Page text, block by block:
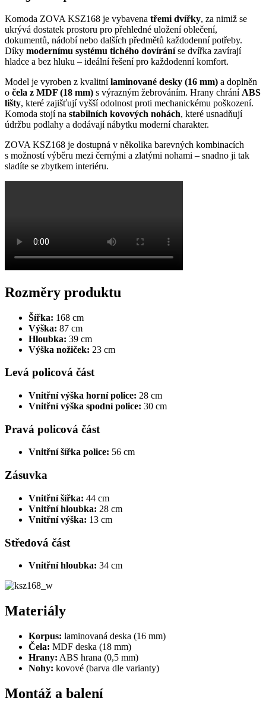
Komoda ZOVA KSZ168 je vybavena třemi dvířky, za nimiž se
ukrývá dostatek prostoru pro přehledné uložení oblečení,
dokumentů, nádobí nebo dalších předmětů každodenní potřeby.
Díky modernímu systému tichého dovíráníse dvířka zavírají
hladce a bez hluku – ideální řešení pro každodenní komfort.
Model je vyroben z kvalitnílaminované desky (16 mm) a doplněn
o čela z MDF (18 mm) s výrazným žebrováním. Hrany chrání ABS
lišty, které zajišťují vyšší odolnost proti mechanickému poškození.
Komoda stojí na stabilních kovových nohách, které usnadňují
údržbu podlahy a dodávají nábytku moderní charakter.
ZOVA KSZ168 je dostupná v několika barevných kombinacích
s možností výběru mezi černými a zlatými nohami – snadno ji tak
sladíte se zbytkem interiéru.
Rozměry produktu
Šířka: 168 cm
Výška: 87 cm
Hloubka: 39 cm
Výška nožiček: 23 cm
Levá policová část
Vnitřní výška horní police: 28 cm
Vnitřní výška spodní police: 30 cm
Pravá policová část
Vnitřní šířka police: 56 cm
Zásuvka
Vnitřní šířka: 44 cm
Vnitřní hloubka: 28 cm
Vnitřní výška: 13 cm
Středová část
Vnitřní hloubka: 34 cm
Materiály
Korpus: laminovaná deska (16 mm)
Čela: MDF deska (18 mm)
Hrany: ABS hrana (0,5 mm)
Nohy: kovové (barva dle varianty)
Montáž a balení